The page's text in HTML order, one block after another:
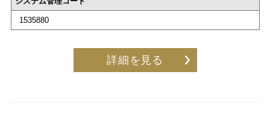
1535880
詳細を見る